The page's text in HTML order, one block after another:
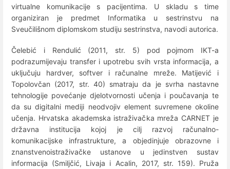
virtualne komunikacije s pacijentima. U skladu s time
organiziran je predmet Informatika u sestrinstvu na
Sveučilišnom diplomskom studiju sestrinstva, navodi autorica.
Čelebić i Rendulić (2011, str. 5) pod pojmom IKT-a
podrazumijevaju transfer i upotrebu svih vrsta informacija, a
uključuju hardver, softver i računalne mreže. Matijević i
Topolovčan (2017, str. 40) smatraju da je svrha nastavne
tehnologije povećanje djelotvornosti učenja i poučavanja te
da su digitalni mediji neodvojiv element suvremene okoline
učenja. Hrvatska akademska istraživačka mreža CARNET je
državna institucija kojoj je cilj razvoj računalno-
komunikacijske infrastrukture, a objedinjuje obrazovne i
znanstvenoistraživačke ustanove u jedinstven sustav
informacija (Smiljčić, Livaja i Acalin, 2017, str. 159). Pruža